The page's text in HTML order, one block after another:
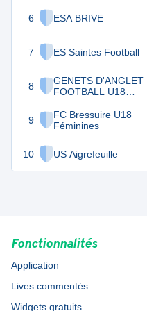
6 ESA BRIVE
7 ES Saintes Football
8
GENETS D'ANGLET
FOOTBALL U18
Féminines
9
FC Bressuire U18
Féminines
10 US Aigrefeuille
17
13
12
Fonctionnalités
Application
Lives commentés
Widgets gratuits